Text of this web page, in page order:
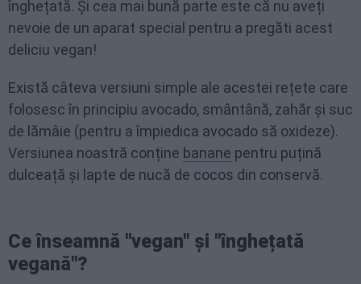
înghețată. Și cea mai bună parte este că nu aveți
nevoie de un aparat special pentru a pregăti acest
deliciu vegan!
Există câteva versiuni simple ale acestei rețete care
folosesc în principiu avocado, smântână, zahăr și suc
de lămâie (pentru a împiedica avocado să oxideze).
Versiunea noastră conține banane pentru puțină
dulceață și lapte de nucă de cocos din conservă.
Ce înseamnă "vegan" și "înghețată
vegană"?